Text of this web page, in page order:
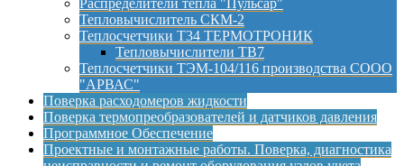
Распределители тепла "Пульсар"
Тепловычислитель СКМ-2
Теплосчетчики Т34 ТЕРМОТРОНИК
Тепловычислители ТВ7
Теплосчетчики ТЭМ-104/116 производства СООО
"АРВАС"
Поверка расходомеров жидкости
Поверка термопреобразователей и датчиков давления
Программное Обеспечение
Проектные и монтажные работы. Поверка, диагностика